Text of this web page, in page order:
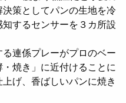
策としてパンの生地を冷
するセンサーを３カ所設
連係プレーがプロのベー
焼き」に近付けることに
げ、香ばしいパンに焼き